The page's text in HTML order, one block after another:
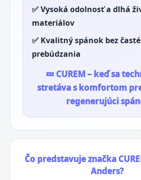
✅ Vysoká odolnosť a dlhá
materiálov
✅ Kvalitný spánok bez
prebúdzania
💤 CUREM – keď sa
stretáva s komfortom
regenerujúci
Čo predstavuje značka
Anders?